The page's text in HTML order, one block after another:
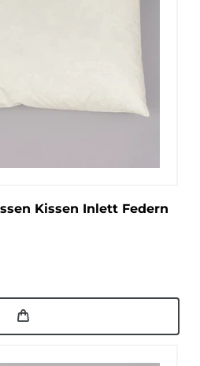
Kissen Inlett Federn